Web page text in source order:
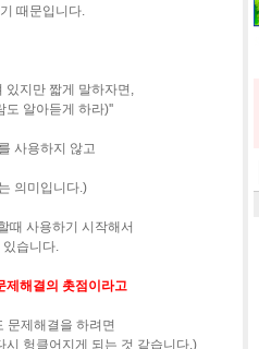
때문입니다.
있지만 짧게 말하자면,
도 알아듣게 하라)''
사용하지 않고
의미입니다.)
때 사용하기 시작해서
있습니다.
제해결의 촛점이라고
문제해결을 하려면
헝클어지게 되는 것 같습니다.)